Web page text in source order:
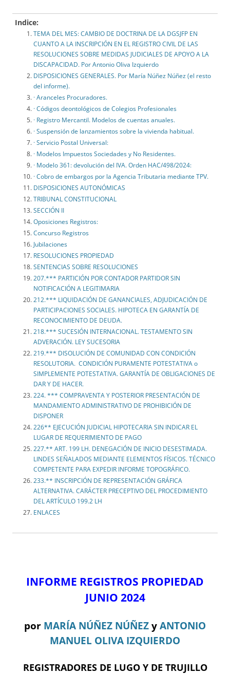
Indice:
TEMA DEL MES: CAMBIO DE DOCTRINA DE LA DGSJFP EN
CUANTO A LA INSCRIPCIÓN EN EL REGISTRO CIVIL DE LAS
RESOLUCIONES SOBRE MEDIDAS JUDICIALES DE APOYO A LA
DISCAPACIDAD. Por Antonio Oliva Izquierdo
DISPOSICIONES GENERALES. Por María Núñez Núñez (el resto
del informe).
· Aranceles Procuradores.
· Códigos deontológicos de Colegios Profesionales
· Registro Mercantil. Modelos de cuentas anuales.
· Suspensión de lanzamientos sobre la vivienda habitual.
· Servicio Postal Universal:
· Modelos Impuestos Sociedades y No Residentes.
· Modelo 361: devolución del IVA. Orden HAC/498/2024:
· Cobro de embargos por la Agencia Tributaria mediante TPV.
DISPOSICIONES AUTONÓMICAS
TRIBUNAL CONSTITUCIONAL
SECCIÓN II
Oposiciones Registros:
Concurso Registros
Jubilaciones
RESOLUCIONES PROPIEDAD
SENTENCIAS SOBRE RESOLUCIONES
207.*** PARTICIÓN POR CONTADOR PARTIDOR SIN
NOTIFICACIÓN A LEGITIMARIA
212.*** LIQUIDACIÓN DE GANANCIALES, ADJUDICACIÓN DE
PARTICIPACIONES SOCIALES. HIPOTECA EN GARANTÍA DE
RECONOCIMIENTO DE DEUDA.
218.*** SUCESIÓN INTERNACIONAL. TESTAMENTO SIN
ADVERACIÓN. LEY SUCESORIA
219.*** DISOLUCIÓN DE COMUNIDAD CON CONDICIÓN
RESOLUTORIA. CONDICIÓN PURAMENTE POTESTATIVA o
SIMPLEMENTE POTESTATIVA. GARANTÍA DE OBLIGACIONES DE
DAR Y DE HACER.
224. *** COMPRAVENTA Y POSTERIOR PRESENTACIÓN DE
MANDAMIENTO ADMINISTRATIVO DE PROHIBICIÓN DE
DISPONER
226** EJECUCIÓN JUDICIAL HIPOTECARIA SIN INDICAR EL
LUGAR DE REQUERIMIENTO DE PAGO
227.** ART. 199 LH. DENEGACIÓN DE INICIO DESESTIMADA.
LINDES SEÑALADOS MEDIANTE ELEMENTOS FÍSICOS. TÉCNICO
COMPETENTE PARA EXPEDIR INFORME TOPOGRÁFICO.
233.** INSCRIPCIÓN DE REPRESENTACIÓN GRÁFICA
ALTERNATIVA. CARÁCTER PRECEPTIVO DEL PROCEDIMIENTO
DEL ARTÍCULO 199.2 LH
ENLACES
INFORME REGISTROS PROPIEDAD
JUNIO 2024
por MARÍA NÚÑEZ NÚÑEZ y ANTONIO
MANUEL OLIVA IZQUIERDO
REGISTRADORES DE LUGO Y DE TRUJILLO